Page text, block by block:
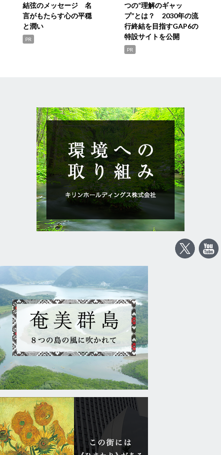
結弦のメッセージ 名
言がもたらす心の平穏
と潤い
PR
つの“理解のギャッ
プ”とは？ 2030年の流
行終結を目指すGAP6の
特設サイトを公開
PR